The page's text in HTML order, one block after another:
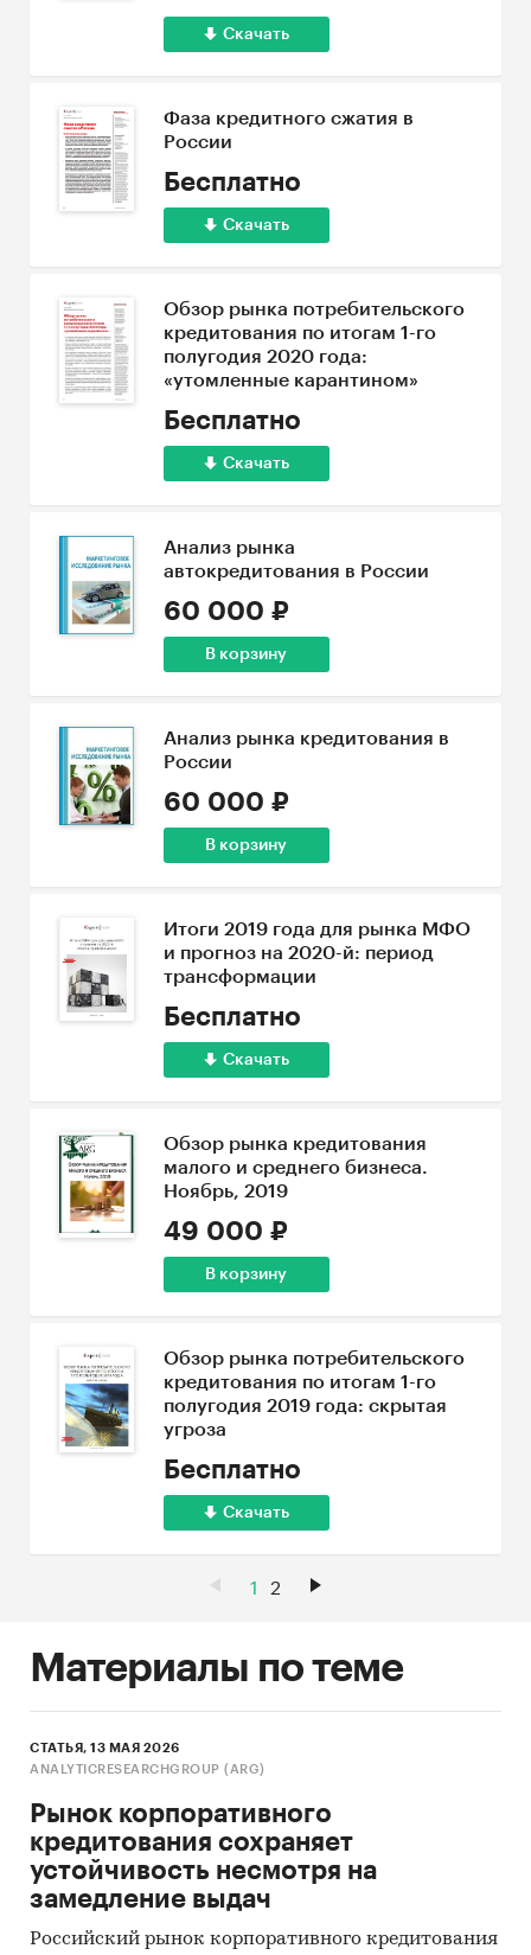
Скачать
Фаза кредитного сжатия в
России
Бесплатно
Скачать
Обзор рынка потребительского
кредитования по итогам 1-го
полугодия 2020 года:
«утомленные карантином»
Бесплатно
Скачать
Анализ рынка
автокредитования в России
60 000 ₽
В корзину
Анализ рынка кредитования в
России
60 000 ₽
В корзину
Итоги 2019 года для рынка МФО
и прогноз на 2020-й: период
трансформации
Бесплатно
Скачать
Обзор рынка кредитования
малого и среднего бизнеса.
Ноябрь, 2019
49 000 ₽
В корзину
Обзор рынка потребительского
кредитования по итогам 1-го
полугодия 2019 года: скрытая
угроза
Бесплатно
Скачать
1 2
Материалы по теме
СТАТЬЯ, 13 МАЯ 2026
ANALYTICRESEARCHGROUP (ARG)
Рынок корпоративного
кредитования сохраняет
устойчивость несмотря на
замедление выдач
Российский рынок корпоративного кредитования